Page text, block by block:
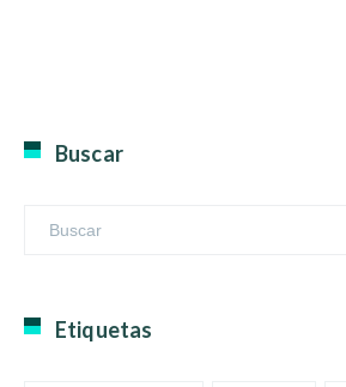
Buscar
Etiquetas